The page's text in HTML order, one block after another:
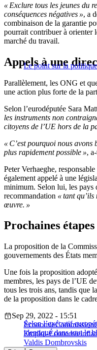
« Exclure tous les jeunes du
conséquences négatives », a
combinaison de la garantie
pourrait contribuer à orienter
marché du travail.
Le point sur la
Appels à une
Parallèlement, les ONG et
une action plus forte de la
Selon l’eurodéputée Sara
les instruments non
citoyens de l’UE hors de la
« C’est pourquoi nous avons
plus rapidement possible »,
Peter Verhaeghe,
également appelé à une
minimum. Selon lui, les pays
recommandation « tant qu’ils
œuvre. »
Prochaines étapes
La proposition de la
gouvernements des États
Une fois la proposition
membres, les pays de l’UE
tous les trois ans, tandis que
de la proposition dans le
Selon l’exécutif
identique dans tout le
Sep 29, 2022 - 15:51
ÉconomieCommission
Emploi-Économie
Valdis Dombrovskis